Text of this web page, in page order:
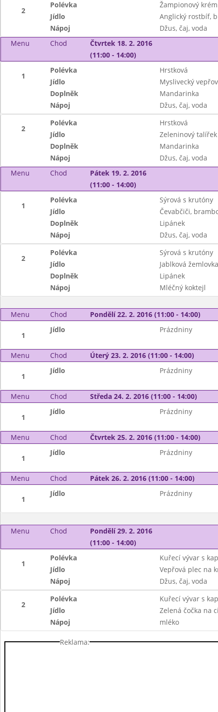
2
Polévka
Žampionový
Jídlo
Anglický rostbíf,
Nápoj
Džus, čaj, voda
Menu
Chod
Čtvrtek 18. 2. 2016
(11:00 - 14:00)
1
Polévka
Hrstková
Jídlo
Myslivecký
Doplněk
Mandarinka
Nápoj
Džus, čaj, voda
2
Polévka
Hrstková
Jídlo
Zeleninový
Doplněk
Mandarinka
Nápoj
Džus, čaj, voda
Menu
Chod
Pátek 19. 2. 2016
(11:00 - 14:00)
1
Polévka
Sýrová s krutóny
Jídlo
Čevabčiči,
Doplněk
Lipánek
Nápoj
Džus, čaj, voda
2
Polévka
Sýrová s krutóny
Jídlo
Jablková
Doplněk
Lipánek
Nápoj
Mléčný koktejl
Menu Chod Pondělí 22. 2. 2016 (11:00 - 14:00)
1
Jídlo Prázdniny
Menu Chod Úterý 23. 2. 2016 (11:00 - 14:00)
1
Jídlo Prázdniny
Menu Chod Středa 24. 2. 2016 (11:00 - 14:00)
1
Jídlo Prázdniny
Menu Chod Čtvrtek 25. 2. 2016 (11:00 - 14:00)
1
Jídlo Prázdniny
Menu Chod Pátek 26. 2. 2016 (11:00 - 14:00)
1
Jídlo Prázdniny
Menu Chod
Pondělí 29. 2. 2016
(11:00 - 14:00)
1
Polévka
Kuřecí vývar s
Jídlo
Vepřová plec na
Nápoj
Džus, čaj, voda
2
Polévka
Kuřecí vývar s
Jídlo
Zelená čočka na
Nápoj
mléko
Reklama: